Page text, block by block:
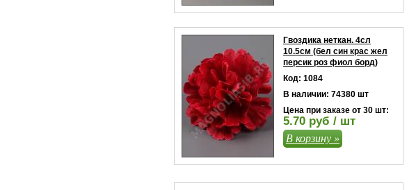
Гвоздика неткан. 4сл
10.5см (бел син крас жел
персик роз фиол борд)
Код: 1084
В наличии: 74380 шт
Цена при заказе от 30 шт:
5.70 руб / шт
В корзину »